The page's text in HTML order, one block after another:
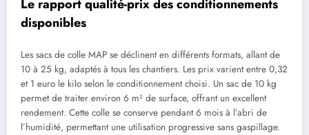
Le rapport qualité-prix des conditionnements
disponibles
Les sacs de colle MAP se déclinent en différents formats, allant de
10 à 25 kg, adaptés à tous les chantiers. Les prix varient entre 0,32
et 1 euro le kilo selon le conditionnement choisi. Un sac de 10 kg
permet de traiter environ 6 m² de surface, offrant un excellent
rendement. Cette colle se conserve pendant 6 mois à l’abri de
l’humidité, permettant une utilisation progressive sans gaspillage.